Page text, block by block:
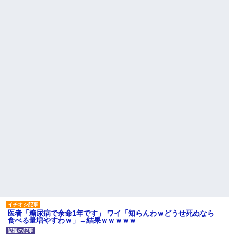
医者「糖尿病で余命1年です」 ワイ「知らんわｗどうせ死ぬなら
食べる量増やすわｗ」→結果ｗｗｗｗｗ